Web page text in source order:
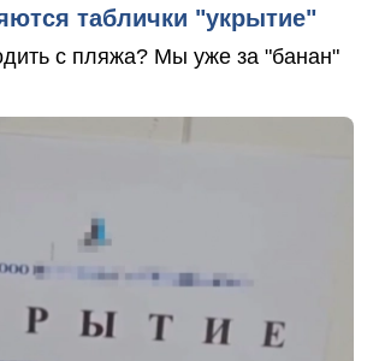
таблички "укрытие"
с пляжа? Мы уже за "банан"